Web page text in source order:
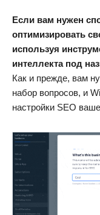
Если вам нужен
оптимизировать
используя
интеллекта под
Как и прежде, вам
набор вопросов, и
настройки SEO